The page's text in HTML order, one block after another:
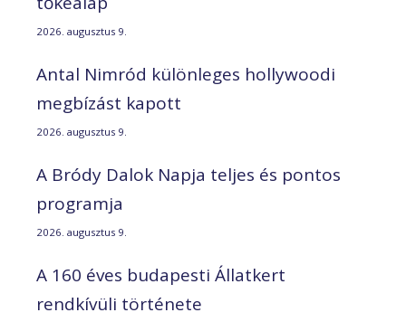
2026. augusztus 9.
Antal Nimród különleges hollywoodi
megbízást kapott
2026. augusztus 9.
A Bródy Dalok Napja teljes és pontos
programja
2026. augusztus 9.
A 160 éves budapesti Állatkert
rendkívüli története